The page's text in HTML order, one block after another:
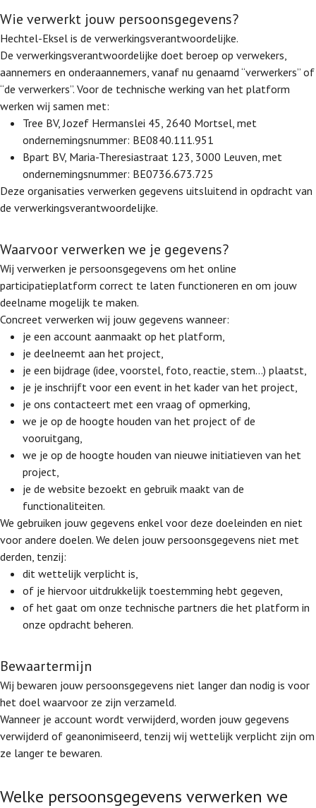
Wie verwerkt jouw persoonsgegevens?
Hechtel-Eksel is de verwerkingsverantwoordelijke.
De verwerkingsverantwoordelijke doet beroep op verwekers,
aannemers en onderaannemers, vanaf nu genaamd “verwerkers” of
“de verwerkers”. Voor de technische werking van het platform
werken wij samen met:
Tree BV, Jozef Hermanslei 45, 2640 Mortsel, met
ondernemingsnummer: BE0840.111.951
Bpart BV, Maria-Theresiastraat 123, 3000 Leuven, met
ondernemingsnummer: BE0736.673.725
Deze organisaties verwerken gegevens uitsluitend in opdracht van
de verwerkingsverantwoordelijke.
Waarvoor verwerken we je gegevens?
Wij verwerken je persoonsgegevens om het online
participatieplatform correct te laten functioneren en om jouw
deelname mogelijk te maken.
Concreet verwerken wij jouw gegevens wanneer:
je een account aanmaakt op het platform,
je deelneemt aan het project,
je een bijdrage (idee, voorstel, foto, reactie, stem…) plaatst,
je je inschrijft voor een event in het kader van het project,
je ons contacteert met een vraag of opmerking,
we je op de hoogte houden van het project of de
vooruitgang,
we je op de hoogte houden van nieuwe initiatieven van het
project,
je de website bezoekt en gebruik maakt van de
functionaliteiten.
We gebruiken jouw gegevens enkel voor deze doeleinden en niet
voor andere doelen. We delen jouw persoonsgegevens niet met
derden, tenzij:
dit wettelijk verplicht is,
of je hiervoor uitdrukkelijk toestemming hebt gegeven,
of het gaat om onze technische partners die het platform in
onze opdracht beheren.
Bewaartermijn
Wij bewaren jouw persoonsgegevens niet langer dan nodig is voor
het doel waarvoor ze zijn verzameld.
Wanneer je account wordt verwijderd, worden jouw gegevens
verwijderd of geanonimiseerd, tenzij wij wettelijk verplicht zijn om
ze langer te bewaren.
Welke persoonsgegevens verwerken we